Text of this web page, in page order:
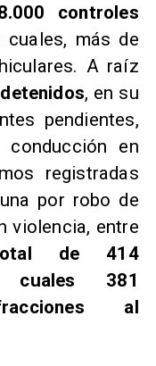
controles
más de
A raíz
, en su
pendientes,
en
registradas
por robo de
violencia, entre
de 414
cuales 381
al